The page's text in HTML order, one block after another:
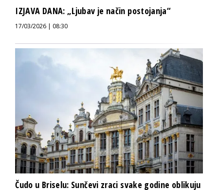
IZJAVA DANA: „Ljubav je način postojanja“
17/03/2026 | 08:30
Čudo u Briselu: Sunčevi zraci svake godine oblikuju